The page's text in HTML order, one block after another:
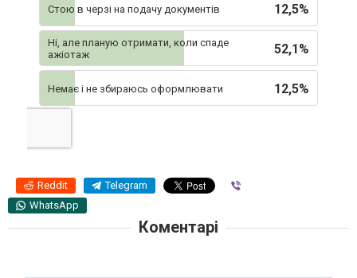
12,5%
Стою в черзі на подачу документів
52,1%
Ні, але планую отримати, коли спаде
ажіотаж
12,5%
Немає і не збираюсь оформлювати
Reddit Telegram
WhatsApp
Коментарі